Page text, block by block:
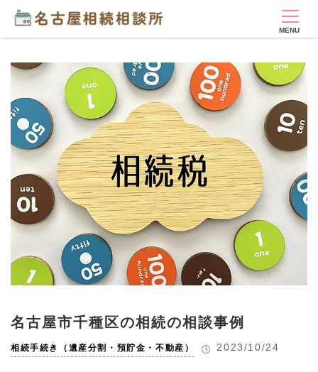
名古屋市千種区の相続の相談事例
相続手続き（遺産分割・預貯金・不動産） 2023/10/24